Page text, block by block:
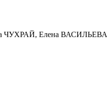
ЧУХРАЙ, Елена ВАСИЛЬЕВА